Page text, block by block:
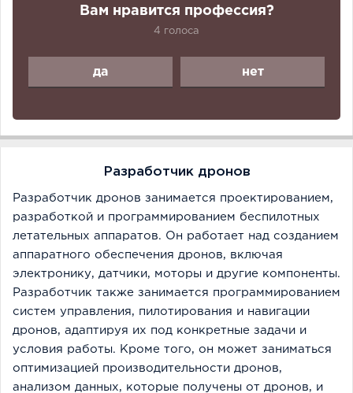
Вам нравится профессия?
4 голоса
да нет
Разработчик дронов
Разработчик дронов занимается проектированием,
разработкой и программированием беспилотных
летательных аппаратов. Он работает над созданием
аппаратного обеспечения дронов, включая
электронику, датчики, моторы и другие компоненты.
Разработчик также занимается программированием
систем управления, пилотирования и навигации
дронов, адаптируя их под конкретные задачи и
условия работы. Кроме того, он может заниматься
оптимизацией производительности дронов,
анализом данных, которые получены от дронов, и